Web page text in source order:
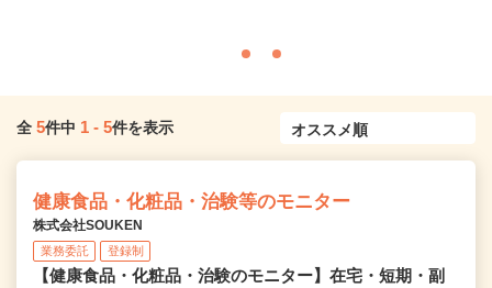
全 5件中 1 - 5件を表示
健康食品・化粧品・治験等のモニター
株式会社SOUKEN
業務委託 登録制
【健康食品・化粧品・治験のモニター】在宅・短期・副